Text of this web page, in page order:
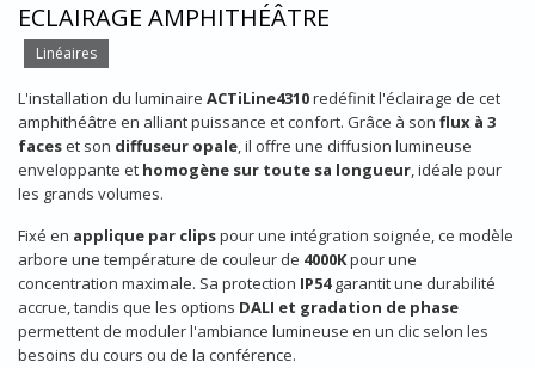
ECLAIRAGE AMPHITHÉÂTRE
Linéaires
L'installation du luminaire ACTiLine4310redéfinit l'éclairage de cet
amphithéâtre en alliant puissance et confort. Grâce à son flux à 3
faceset son diffuseur opale, il offre une diffusion lumineuse
enveloppante et homogène sur toute sa longueur, idéale pour
les grands volumes.
Fixé en applique par clipspour une intégration soignée, ce modèle
arbore une température de couleur de 4000Kpour une
concentration maximale. Sa protection IP54garantit une durabilité
accrue, tandis que les options DALI et gradation de phase
permettent de moduler l'ambiance lumineuse en un clic selon les
besoins du cours ou de la conférence.